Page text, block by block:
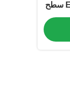
البوليميد 3/3mil عرض الخط EING سطح